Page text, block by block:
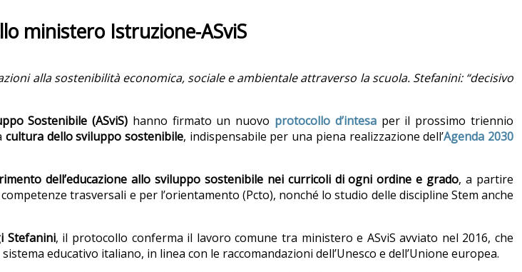
ministero Istruzione-ASviS
alla sostenibilità economica, sociale e ambientale attraverso la scuola. Stefanini: “decisivo
Sostenibile (ASviS) hanno firmato un nuovo protocollo d’intesaper il prossimo triennio
cultura dello sviluppo sostenibile, indispensabile per una piena realizzazione dell’Agenda 2030
dell’educazione allo sviluppo sostenibile nei curricoli di ogni ordine e grado, a partire
trasversali e per l’orientamento (Pcto), nonché lo studio delle discipline Stem anche
Stefanini, il protocollo conferma il lavoro comune tra ministero e ASviS avviato nel 2016, che
educativo italiano, in linea con le raccomandazioni dell’Unesco e dell’Unione europea.